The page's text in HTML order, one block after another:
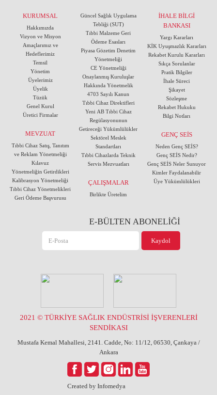
KURUMSAL
Hakkımızda
Vizyon ve Misyon
Amaçlarımız ve
Hedeflerimiz
Temsil
Yönetim
Üyelerimiz
Üyelik
Tüzük
Genel Kurul
Üretici Firmalar
MEVZUAT
Tıbbi Cihaz Satış, Tanıtım
ve Reklam Yönetmeliği
Kılavuz
Yönetmeliğin Getirdikleri
Kalibrasyon Yönetmeliği
Tıbbi Cihaz Yönetmelikleri
Geri Ödeme Başvurusu
Güncel Sağlık Uygulama
Tebliği (SUT)
Tıbbi Malzeme Geri
Ödeme Esasları
Piyasa Gözetim Denetim
Yönetmeliği
CE Yönetmeliği
Onaylanmış Kuruluşlar
Hakkında Yönetmelik
4703 Sayılı Kanun
Tıbbi Cihaz Direktifleri
Yeni AB Tıbbi Cihaz
Regülasyonunun
Getireceği Yükümlülükler
Sektörel Meslek
Standartları
Tıbbi Cihazlarda Teknik
Servis Mezvuatları
ÇALIŞMALAR
Birlikte Üretelim
İHALE BİLGİ
BANKASI
Yargı Kararları
KİK Uyuşmazlık Kararları
Rekabet Kurulu Kararları
Sıkça Sorulanlar
Pratik Bilgiler
İhale Süreci
Şikayet
Sözleşme
Rekabet Hukuku
Bilgi Notları
GENÇ SEİS
Neden Genç SEİS?
Genç SEİS Nedir?
Genç SEİS Neler Sunuyor
Kimler Faydalanabilir
Üye Yükümlülükleri
E-BÜLTEN ABONELİĞİ
Created by Infomedya
2021 © TÜRKİYE SAĞLIK ENDÜSTRİSİ İŞVERENLERİ
SENDİKASI
Mustafa Kemal Mahallesi, 2141. Cadde, No: 11/12, 06530, Çankaya /
Ankara